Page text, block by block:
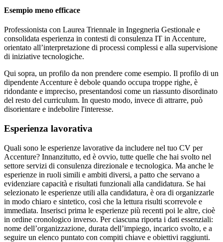
Esempio meno efficace
Professionista con Laurea Triennale in Ingegneria Gestionale e
consolidata esperienza in contesti di consulenza IT in Accenture,
orientato all’interpretazione di processi complessi e alla supervisione
di iniziative tecnologiche.
Qui sopra, un profilo da non prendere come esempio. Il profilo di un
dipendente Accenture è debole quando occupa troppe righe, è
ridondante e impreciso, presentandosi come un riassunto disordinato
del resto del curriculum. In questo modo, invece di attrarre, può
disorientare e indebolire l'interesse.
Esperienza lavorativa
Quali sono le esperienze lavorative da includere nel tuo CV per
Accenture? Innanzitutto, ed è ovvio, tutte quelle che hai svolto nel
settore servizi di consulenza direzionale e tecnologica. Ma anche le
esperienze in ruoli simili e ambiti diversi, a patto che servano a
evidenziare capacità e risultati funzionali alla candidatura. Se hai
selezionato le esperienze utili alla candidatura, è ora di organizzarle
in modo chiaro e sintetico, così che la lettura risulti scorrevole e
immediata. Inserisci prima le esperienze più recenti poi le altre, cioè
in ordine cronologico inverso. Per ciascuna riporta i dati essenziali:
nome dell’organizzazione, durata dell’impiego, incarico svolto, e a
seguire un elenco puntato con compiti chiave e obiettivi raggiunti.